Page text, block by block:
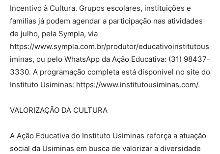
Incentivo à Cultura. Grupos escolares, instituições e
famílias já podem agendar a participação nas atividades
de julho, pela Sympla, via
https://www.sympla.com.br/produtor/educativoinstitutous
iminas, ou pelo WhatsApp da Ação Educativa: (31) 98437-
3330. A programação completa está disponível no site do
Instituto Usiminas: https://www.institutousiminas.com/.
VALORIZAÇÃO DA CULTURA
A Ação Educativa do Instituto Usiminas reforça a atuação
social da Usiminas em busca de valorizar a diversidade